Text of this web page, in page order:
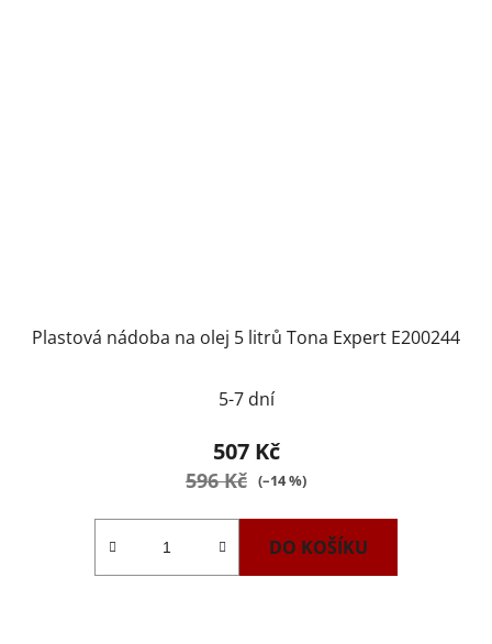
Plastová nádoba na olej 5 litrů Tona Expert E200244
5-7 dní
507 Kč
596 Kč (–14 %)
DO KOŠÍKU